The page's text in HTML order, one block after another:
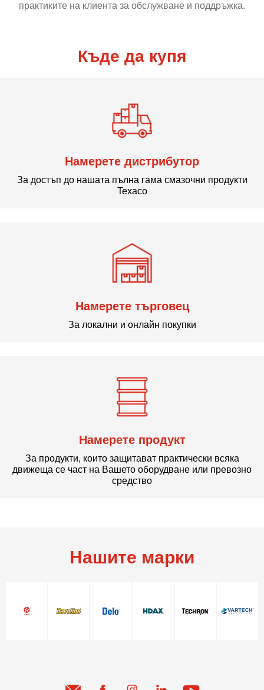
практиките на клиента за обслужване и поддръжка.
Къде да купя
Намерете дистрибутор
За достъп до нашата пълна гама смазочни продукти
Texaco
Намерете търговец
За локални и онлайн покупки
Намерете продукт
За продукти, които защитават практически всяка
движеща се част на Вашето оборудване или превозно
средство
Нашите марки